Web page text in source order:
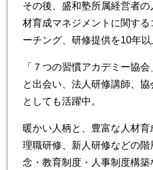
その後、盛和塾所属経営者の
材育成マネジメントに関する
ーチング、研修提供を10年以
「７つの習慣アカデミー協
と出会い、法人研修講師、協
としても活躍中。
暖かい人柄と、豊富な人材育
理職研修、新人研修などの階
念・教育制度・人事制度構築